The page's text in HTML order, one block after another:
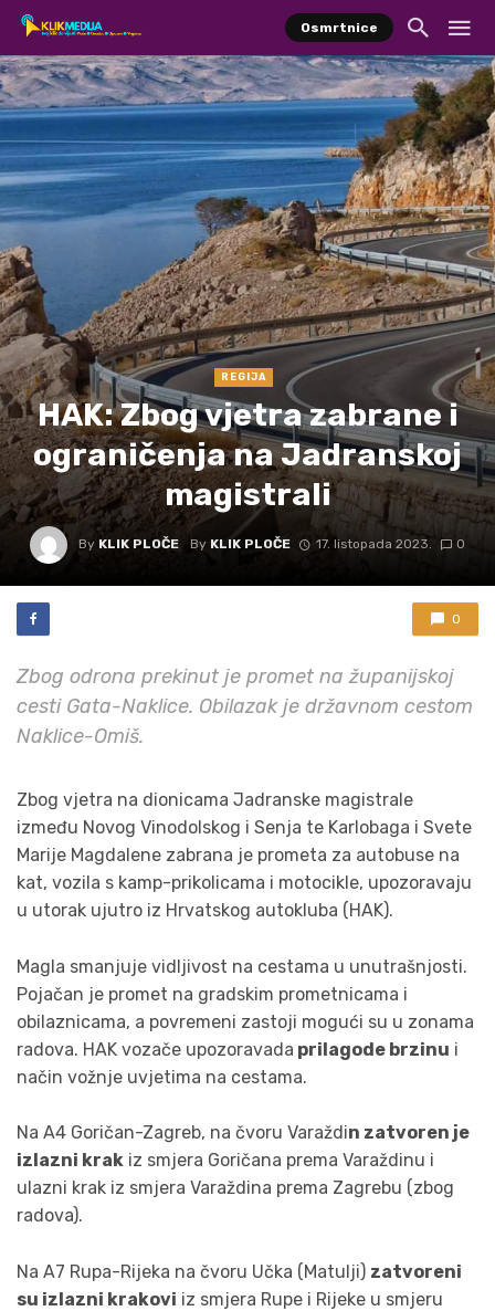
Osmrtnice
REGIJA
HAK: Zbog vjetra zabrane i
ograničenja na Jadranskoj
magistrali
By KLIK PLOČE By KLIK PLOČE 17. listopada 2023. 0
0
Zbog odrona prekinut je promet na županijskoj
cesti Gata-Naklice. Obilazak je državnom cestom
Naklice-Omiš.
Zbog vjetra na dionicama Jadranske magistrale
između Novog Vinodolskog i Senja te Karlobaga i Svete
Marije Magdalene zabrana je prometa za autobuse na
kat, vozila s kamp-prikolicama i motocikle, upozoravaju
u utorak ujutro iz Hrvatskog autokluba (HAK).
Magla smanjuje vidljivost na cestama u unutrašnjosti.
Pojačan je promet na gradskim prometnicama i
obilaznicama, a povremeni zastoji mogući su u zonama
radova. HAK vozače upozoravada prilagode brzinu i
način vožnje uvjetima na cestama.
Na A4 Goričan-Zagreb, na čvoru Varaždin zatvoren je
izlazni krak iz smjera Goričana prema Varaždinu i
ulazni krak iz smjera Varaždina prema Zagrebu (zbog
radova).
Na A7 Rupa-Rijeka na čvoru Učka (Matulji) zatvoreni
su izlazni krakovi iz smjera Rupe i Rijeke u smjeru